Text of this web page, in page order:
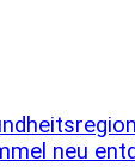
neu